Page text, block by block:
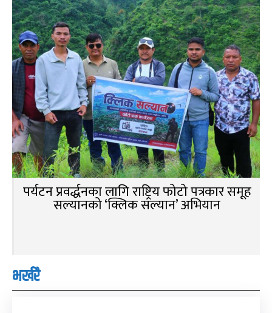
पर्यटन प्रवर्द्धनका लागि राष्ट्रिय फोटो पत्रकार समूह
सल्यानको ‘क्लिक सल्यान’ अभियान
भर्खरै